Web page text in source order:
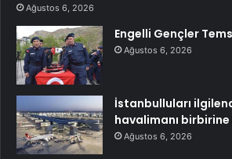
Ağustos 6, 2026
Engelli Gençler
Ağustos 6, 2026
İstanbulluları
havalimanı
Ağustos 6, 2026